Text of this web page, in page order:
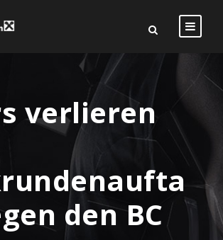
verlieren
den BC